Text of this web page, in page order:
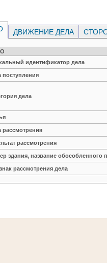
ДВИЖЕНИЕ ДЕЛА
идентификатор дела
поступления
дела
рассмотрения
рассмотрения
здания, название обособленного
рассмотрения дела